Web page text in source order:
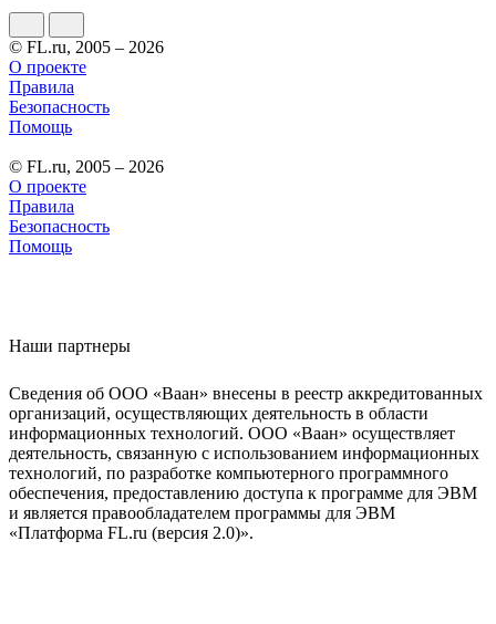
© FL.ru, 2005 – 2026
О проекте
Правила
Безопасность
Помощь
© FL.ru, 2005 – 2026
О проекте
Правила
Безопасность
Помощь
Наши партнеры
Сведения об ООО «Ваан» внесены в реестр аккредитованных
организаций, осуществляющих деятельность в области
информационных технологий. ООО «Ваан» осуществляет
деятельность, связанную с использованием информационных
технологий, по разработке компьютерного программного
обеспечения, предоставлению доступа к программе для ЭВМ
и является правообладателем программы для ЭВМ
«Платформа FL.ru (версия 2.0)».